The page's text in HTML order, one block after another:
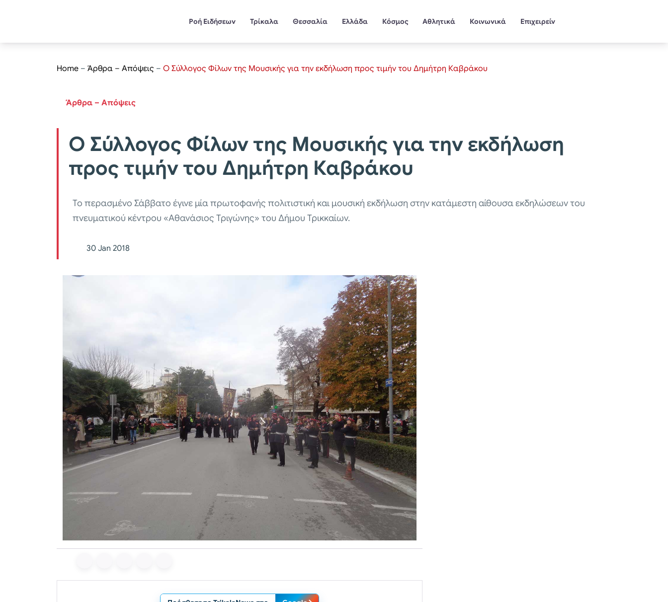
Ροή Ειδήσεων Τρίκαλα Θεσσαλία Ελλάδα Κόσμος Αθλητικά Κοινωνικά Επιχειρείν
Home – Άρθρα – Απόψεις – Ο Σύλλογος Φίλων της Μουσικής για την εκδήλωση προς τιμήν του Δημήτρη Καβράκου
Άρθρα – Απόψεις
Ο Σύλλογος Φίλων της Μουσικής για την εκδήλωση
προς τιμήν του Δημήτρη Καβράκου
Το περασμένο Σάββατο έγινε μία πρωτοφανής πολιτιστική και μουσική εκδήλωση στην κατάμεστη αίθουσα εκδηλώσεων του
πνευματικού κέντρου «Αθανάσιος Τριγώνης» του Δήμου Τρικκαίων.
30 Jan 2018